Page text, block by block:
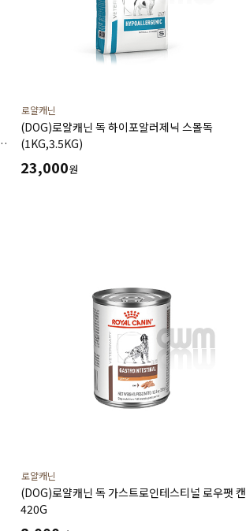
로얄캐닌
(DOG)로얄캐닌 독 하이포알러제닉 스몰독
(1KG,3.5KG)
23,000원
로얄캐닌
(DOG)로얄캐닌 독 가스트로인테스티널 로우팻 캔
420G